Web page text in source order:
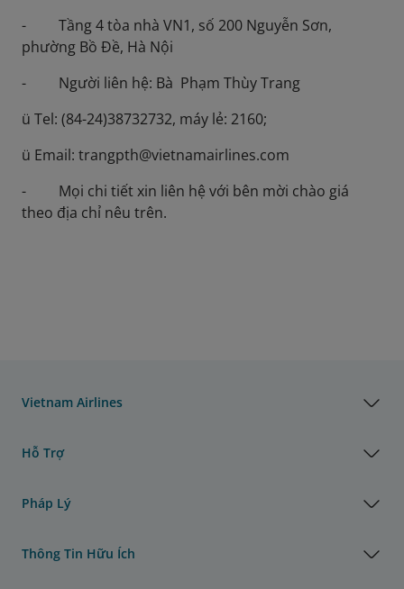
- Tầng 4 tòa nhà VN1, số 200 Nguyễn Sơn,
phường Bồ Đề, Hà Nội
- Người liên hệ: Bà Phạm Thùy Trang
ü Tel: (84-24)38732732, máy lẻ: 2160;
ü Email: trangpth@vietnamairlines.com
- Mọi chi tiết xin liên hệ với bên mời chào giá
theo địa chỉ nêu trên.
Vietnam Airlines
Hỗ Trợ
Pháp Lý
Thông Tin Hữu Ích